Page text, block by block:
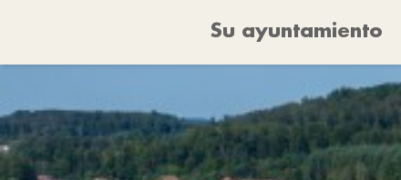
Su ayuntamiento